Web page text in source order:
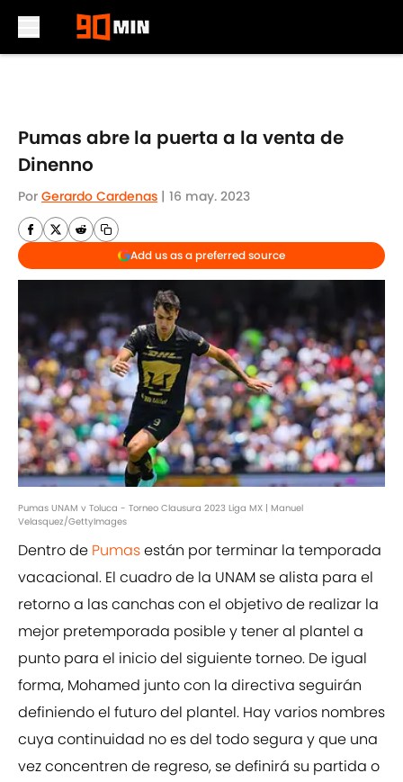
Pumas abre la puerta a la venta de
Dinenno
Por Gerardo Cardenas | 16 may. 2023
Add us as a preferred source
Pumas UNAM v Toluca - Torneo Clausura 2023 Liga MX | Manuel
Velasquez/GettyImages
Dentro de Pumasestán por terminar la temporada
vacacional. El cuadro de la UNAM se alista para el
retorno a las canchas con el objetivo de realizar la
mejor pretemporada posible y tener al plantel a
punto para el inicio del siguiente torneo. De igual
forma, Mohamed junto con la directiva seguirán
definiendo el futuro del plantel. Hay varios nombres
cuya continuidad no es del todo segura y que una
vez concentren de regreso, se definirá su partida o